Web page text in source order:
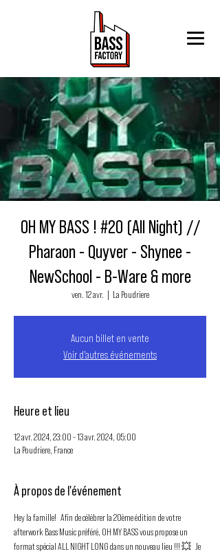
OH MY BASS ! #20 (All Night) //
Pharaon - Quyver - Shynee -
NewSchool - B-Ware & more
ven. 12 avr. La Poudriere
Aucun billet en vente
Voir d'autres événements
Heure et lieu
12 avr. 2024, 23:00 – 13 avr. 2024, 05:00
La Poudriere, France
À propos de l'événement
Hey la famille!   Afin de célébrer la 20ème édition de votre
afterwork Bass Music préféré, OH MY BASS vous propose un
format spécial ALL NIGHT LONG dans un nouveau lieu !!! 💥   Je